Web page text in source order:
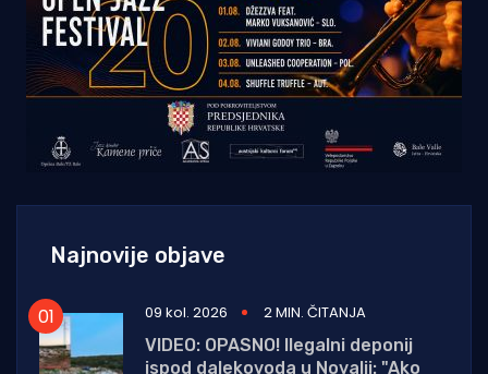
Najnovije objave
09 kol. 2026
2 MIN. ČITANJA
VIDEO: OPASNO! Ilegalni deponij
ispod dalekovoda u Novalji: "Ako